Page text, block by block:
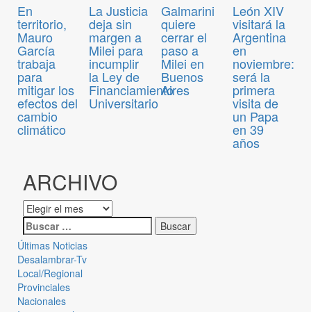
En
territorio,
Mauro
García
trabaja
para
mitigar los
efectos del
cambio
climático
La Justicia
deja sin
margen a
Milei para
incumplir
la Ley de
Financiamiento
Universitario
Galmarini
quiere
cerrar el
paso a
Milei en
Buenos
Aires
León XIV
visitará la
Argentina
en
noviembre:
será la
primera
visita de
un Papa
en 39
años
ARCHIVO
Últimas Noticias
Desalambrar-Tv
Local/Regional
Provinciales
Nacionales